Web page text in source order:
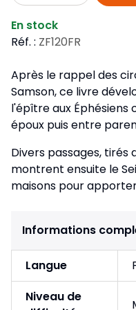
En stock
Réf. : ZF120FR
Après le rappel des
Samson, ce livre
l'épître aux
époux puis entre
Divers passages, tirés
montrent ensuite le
maisons pour
Informations
Langue
Niveau de